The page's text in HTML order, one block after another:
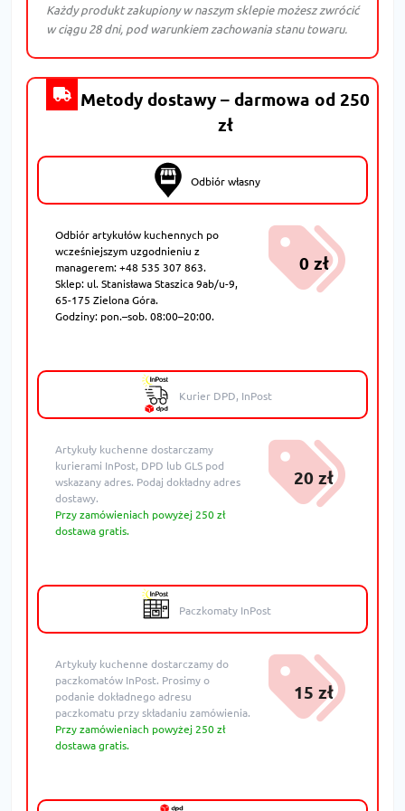
Każdy produkt zakupiony w naszym sklepie możesz zwrócić
w ciągu 28 dni, pod warunkiem zachowania stanu towaru.
Metody dostawy – darmowa od 250
zł
Odbiór własny
Odbiór artykułów kuchennych po
wcześniejszym uzgodnieniu z
managerem: +48 535 307 863.
Sklep: ul. Stanisława Staszica 9ab/u-9,
65-175 Zielona Góra.
Godziny: pon.–sob. 08:00–20:00.
0 zł
Kurier DPD, InPost
Artykuły kuchenne dostarczamy
kurierami InPost, DPD lub GLS pod
wskazany adres. Podaj dokładny adres
dostawy.
Przy zamówieniach powyżej 250 zł
dostawa gratis.
20 zł
Paczkomaty InPost
Artykuły kuchenne dostarczamy do
paczkomatów InPost. Prosimy o
podanie dokładnego adresu
paczkomatu przy składaniu zamówienia.
Przy zamówieniach powyżej 250 zł
dostawa gratis.
15 zł